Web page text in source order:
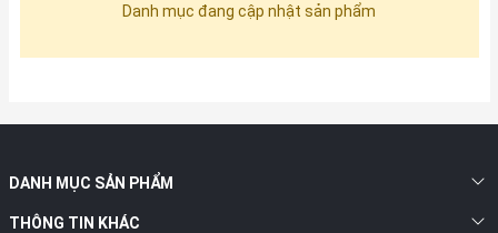
Danh mục đang cập nhật sản phẩm
DANH MỤC SẢN PHẨM
THÔNG TIN KHÁC